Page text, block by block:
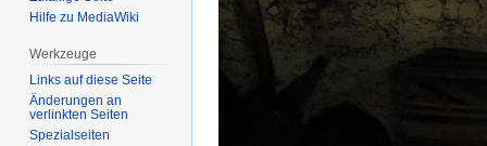
Hilfe zu MediaWiki
Werkzeuge
Links auf diese Seite
Änderungen an
verlinkten Seiten
Spezialseiten